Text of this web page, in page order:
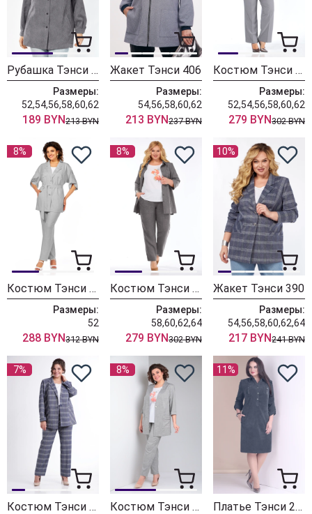
Рубашка Тэнси 409 серый
Размеры:
52,54,56,58,60,62
189 BYN213 BYN
Жакет Тэнси 406
Размеры:
54,56,58,60,62
213 BYN237 BYN
Костюм Тэнси М-400 серый
Размеры:
52,54,56,58,60,62
279 BYN302 BYN
8%
Костюм Тэнси 396 серый
Размеры:
52
288 BYN312 BYN
8%
Костюм Тэнси 395 графитовый
Размеры:
58,60,62,64
279 BYN302 BYN
10%
Жакет Тэнси 390
Размеры:
54,56,58,60,62,64
217 BYN241 BYN
7%
Костюм Тэнси 383
8%
Костюм Тэнси 372
11%
Платье Тэнси 258а бирюза